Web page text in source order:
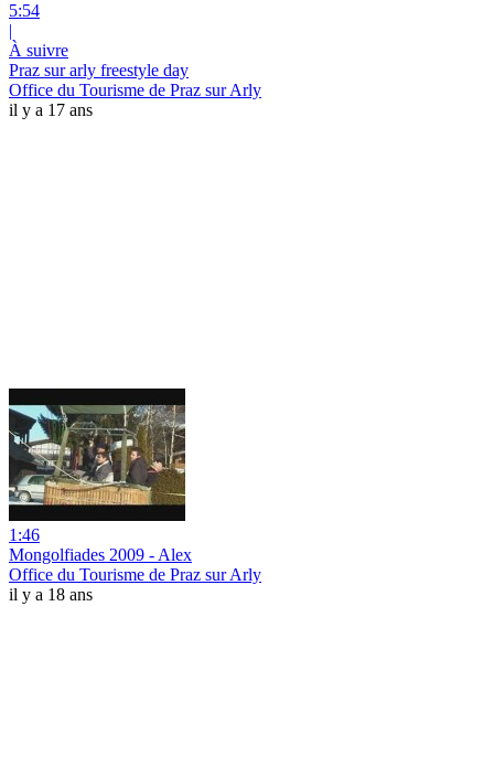
5:54
|
À suivre
Praz sur arly freestyle day
Office du Tourisme de Praz sur Arly
il y a 17 ans
1:46
Mongolfiades 2009 - Alex
Office du Tourisme de Praz sur Arly
il y a 18 ans